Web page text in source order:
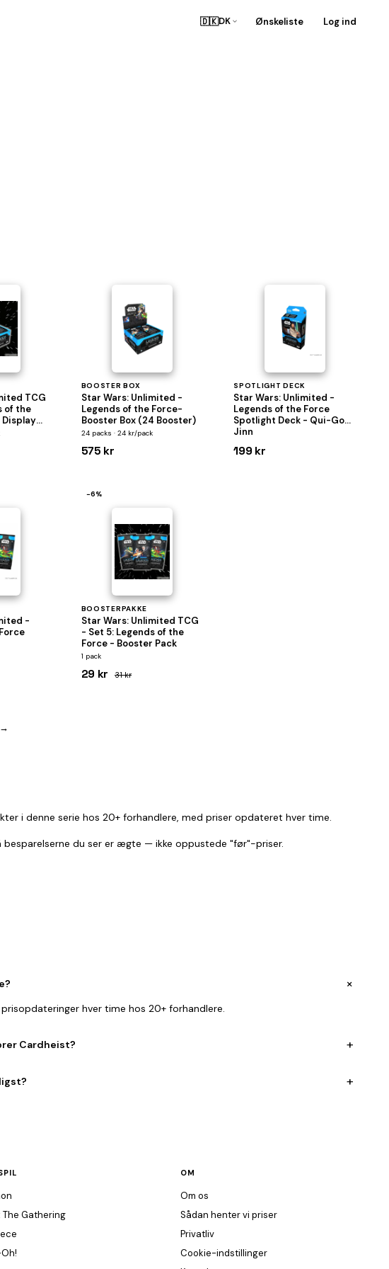
🇩🇰DK Ønskeliste Log ind
TCG
of the
Display
BOOSTER BOX
Star Wars: Unlimited -
Legends of the Force-
Booster Box (24 Booster)
24 packs · 24 kr/pack
575 kr
SPOTLIGHT DECK
Star Wars: Unlimited -
Legends of the Force
Spotlight Deck - Qui-Gon
Jinn
199 kr
-
−6%
BOOSTERPAKKE
Star Wars: Unlimited TCG
- Set 5: Legends of the
Force - Booster Pack
1 pack
29 kr 31 kr
i denne serie hos 20+ forhandlere, med priser opdateret hver time.
besparelserne du ser er ægte — ikke oppustede "før"-priser.
+
hver time hos 20+ forhandlere.
Cardheist? +
+
The Gathering
OM
Om os
Sådan henter vi priser
Privatliv
Cookie-indstillinger